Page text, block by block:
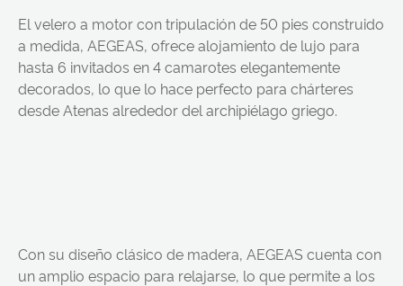
El velero a motor con tripulación de 50 pies construido
a medida, AEGEAS, ofrece alojamiento de lujo para
hasta 6 invitados en 4 camarotes elegantemente
decorados, lo que lo hace perfecto para chárteres
desde Atenas alrededor del archipiélago griego.
Con su diseño clásico de madera, AEGEAS cuenta con
un amplio espacio para relajarse, lo que permite a los